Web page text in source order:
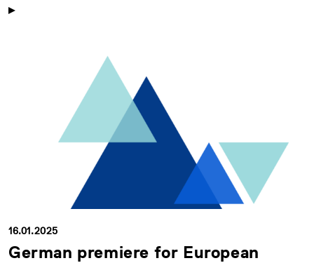
16.01.2025
German premiere for European